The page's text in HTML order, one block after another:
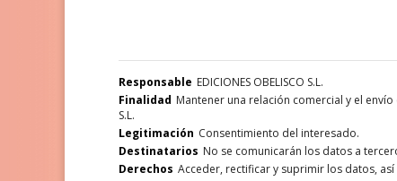
Responsable EDICIONES OBELISCO S.L.
Finalidad Mantener una relación comercial y el envío
S.L.
Legitimación Consentimiento del interesado.
Destinatarios No se comunicarán los datos a
Derechos Acceder, rectificar y suprimir los datos,